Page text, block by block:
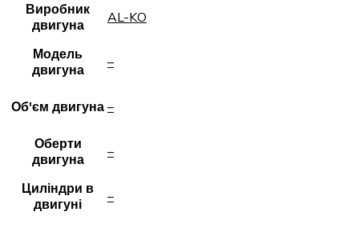
Виробник
двигуна
AL-KO
Модель
двигуна
–
Об'єм двигуна –
Оберти
двигуна
–
Циліндри в
двигуні
–